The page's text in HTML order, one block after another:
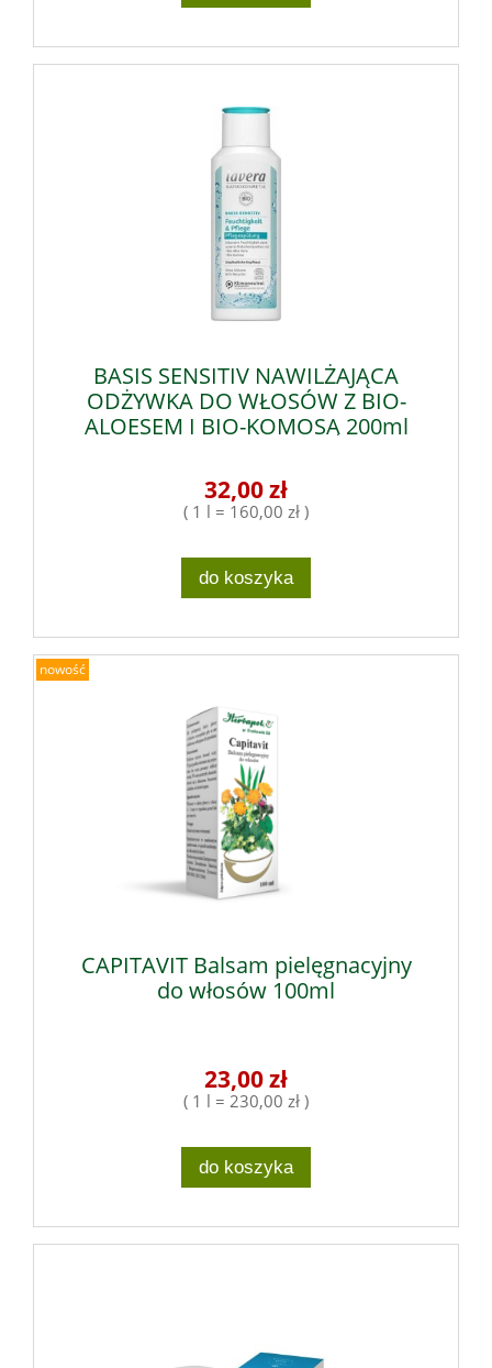
BASIS SENSITIV NAWILŻAJĄCA
ODŻYWKA DO WŁOSÓW Z BIO-
ALOESEM I BIO-KOMOSĄ 200ml
32,00 zł
( 1 l = 160,00 zł )
do koszyka
CAPITAVIT Balsam pielęgnacyjny
do włosów 100ml
23,00 zł
( 1 l = 230,00 zł )
do koszyka
nowość